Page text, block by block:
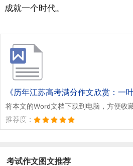
成就一个时代。
《历年江苏高考满分作文欣赏：一
将本文的Word文档下载到电脑，方便收
推荐度：
考试作文图文推荐